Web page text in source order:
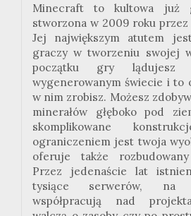
Minecraft to kultowa już
stworzona w 2009 roku przez
Jej największym atutem
graczy w tworzeniu swojej
początku gry lądujesz
wygenerowanym świecie i to
w nim zrobisz. Możesz
minerałów głęboko pod
skomplikowane
ograniczeniem jest twoja
oferuje także
Przez jedenaście lat
tysiące serwerów, na
współpracują nad